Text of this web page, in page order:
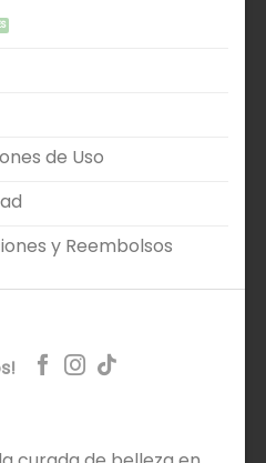
de Uso
y Reembolsos